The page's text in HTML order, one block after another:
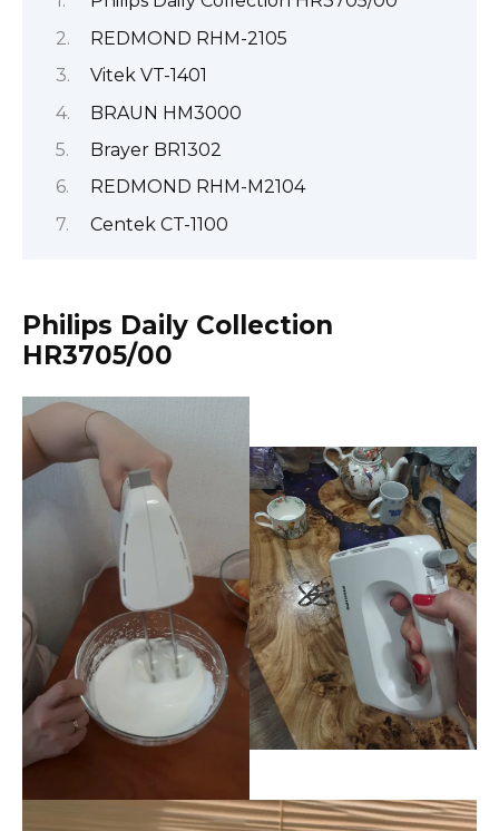
REDMOND RHM-2105
Vitek VT-1401
BRAUN HM3000
Brayer BR1302
REDMOND RHM-M2104
Centek CT-1100
Philips Daily Collection
HR3705/00